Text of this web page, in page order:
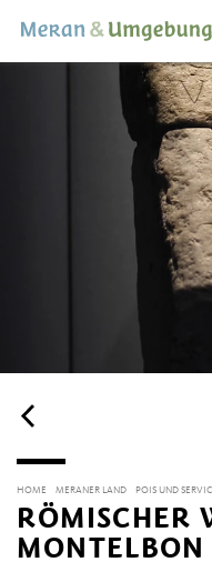
HOME MERANER LAND POIS UND
RÖMISCHER
MONTELBON